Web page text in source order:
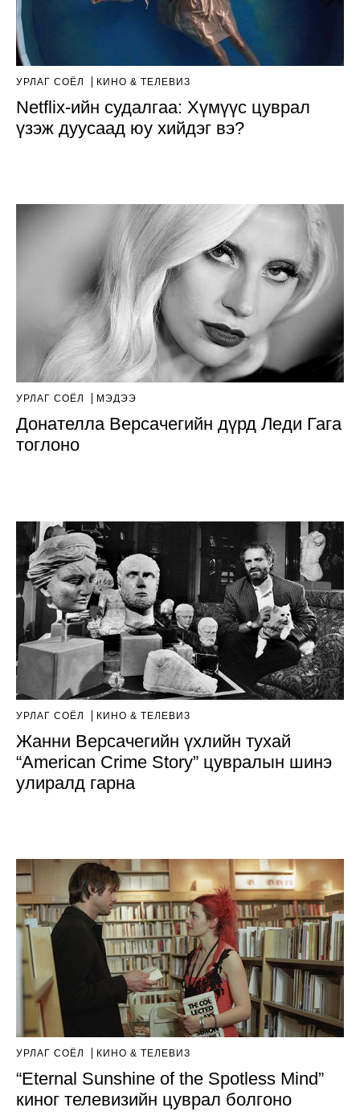
УРЛАГ СОЁЛ КИНО & ТЕЛЕВИЗ
Netflix-ийн судалгаа: Хүмүүс цуврал
үзэж дуусаад юу хийдэг вэ?
УРЛАГ СОЁЛ МЭДЭЭ
Донателла Версачегийн дүрд Леди Гага
тоглоно
УРЛАГ СОЁЛ КИНО & ТЕЛЕВИЗ
Жанни Версачегийн үхлийн тухай
“American Crime Story” цувралын шинэ
улиралд гарна
УРЛАГ СОЁЛ КИНО & ТЕЛЕВИЗ
“Eternal Sunshine of the Spotless Mind”
киног телевизийн цуврал болгоно